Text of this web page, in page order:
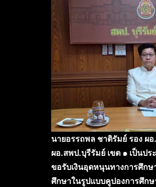
นายอรรถพล ชาติรัมย์ รอง ผ
ผอ.สพป.บุรีรัมย์ เขต ๑ เป็นป
ขอรับเงินอุดหนุนทางการศึกษ
ศึกษาในรูปแบบคูปองการศึก